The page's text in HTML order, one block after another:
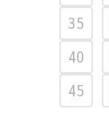
35
40
45